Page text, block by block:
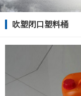
吹塑闭口塑料桶